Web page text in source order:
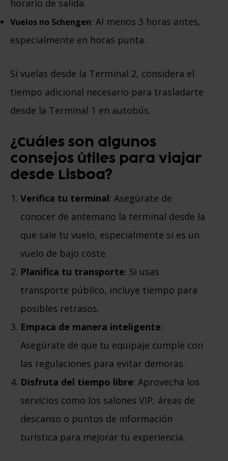
horario de salida.
Vuelos no Schengen: Al menos 3 horas antes,
especialmente en horas punta.
Si vuelas desde la Terminal 2, considera el
tiempo adicional necesario para trasladarte
desde la Terminal 1 en autobús.
¿Cuáles son algunos
consejos útiles para viajar
desde Lisboa?
Verifica tu terminal: Asegúrate de
conocer de antemano la terminal desde la
que sale tu vuelo, especialmente si es un
vuelo de bajo coste.
Planifica tu transporte: Si usas
transporte público, incluye tiempo para
posibles retrasos.
Empaca de manera inteligente:
Asegúrate de que tu equipaje cumple con
las regulaciones para evitar demoras.
Disfruta del tiempo libre: Aprovecha los
servicios como los salones VIP, áreas de
descanso o puntos de información
turística para mejorar tu experiencia.